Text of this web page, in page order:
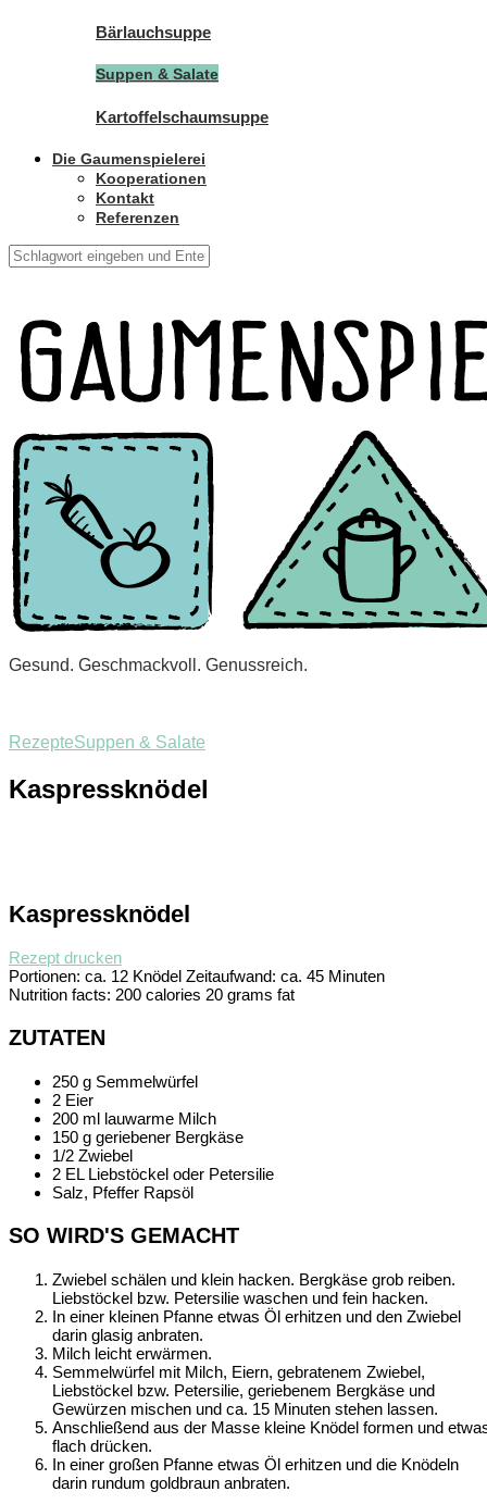
Bärlauchsuppe
Suppen & Salate
Kartoffelschaumsuppe
Die Gaumenspielerei
Kooperationen
Kontakt
Referenzen
Gesund. Geschmackvoll. Genussreich.
RezepteSuppen & Salate
Kaspressknödel
Kaspressknödel
Rezept drucken
Portionen: ca. 12 Knödel Zeitaufwand: ca. 45 Minuten
Nutrition facts: 200 calories 20 grams fat
ZUTATEN
250 g Semmelwürfel
2 Eier
200 ml lauwarme Milch
150 g geriebener Bergkäse
1/2 Zwiebel
2 EL Liebstöckel oder Petersilie
Salz, Pfeffer Rapsöl
SO WIRD'S GEMACHT
Zwiebel schälen und klein hacken. Bergkäse grob reiben.
Liebstöckel bzw. Petersilie waschen und fein hacken.
In einer kleinen Pfanne etwas Öl erhitzen und den Zwiebel
darin glasig anbraten.
Milch leicht erwärmen.
Semmelwürfel mit Milch, Eiern, gebratenem Zwiebel,
Liebstöckel bzw. Petersilie, geriebenem Bergkäse und
Gewürzen mischen und ca. 15 Minuten stehen lassen.
Anschließend aus der Masse kleine Knödel formen und
flach drücken.
In einer großen Pfanne etwas Öl erhitzen und die Knödeln
darin rundum goldbraun anbraten.